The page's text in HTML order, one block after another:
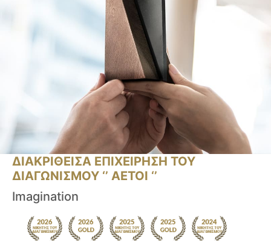
ΔΙΑΚΡΙΘΕΙΣΑ ΕΠΙΧΕΙΡΗΣΗ ΤΟΥ
ΔΙΑΓΩΝΙΣΜΟΥ ‘’ ΑΕΤΟΙ ‘’
Imagination